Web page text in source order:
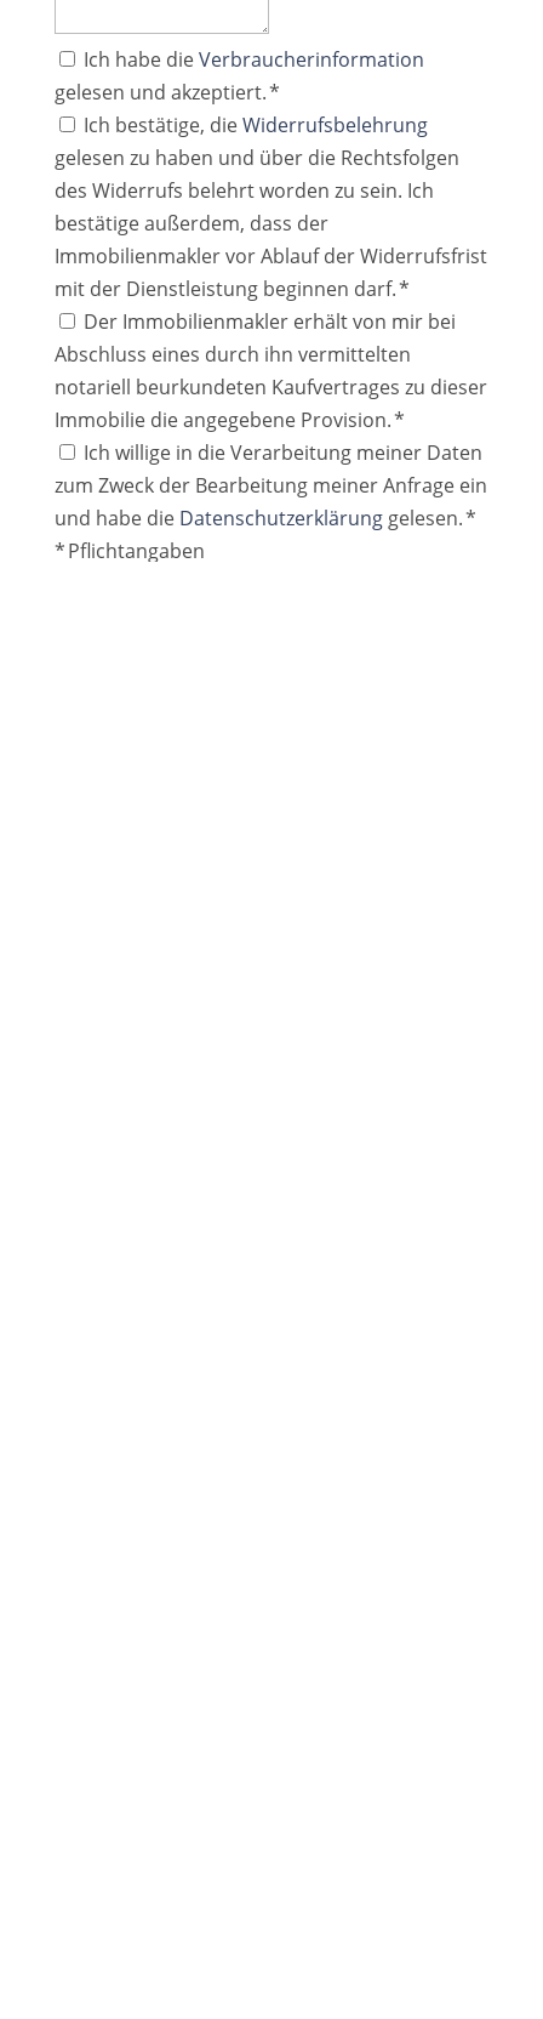
Ich habe dieVerbraucherinformation
gelesen und akzeptiert. *
Ich bestätige, dieWiderrufsbelehrung
gelesen zu haben und über die Rechtsfolgen
des Widerrufs belehrt worden zu sein. Ich
bestätige außerdem, dass der
Immobilienmakler vor Ablauf der Widerrufsfrist
mit der Dienstleistung beginnen darf. *
Der Immobilienmakler erhält von mir bei
Abschluss eines durch ihn vermittelten
notariell beurkundeten Kaufvertrages zu dieser
Immobilie die angegebene Provision. *
Ich willige in die Verarbeitung meiner Daten
zum Zweck der Bearbeitung meiner Anfrage ein
und habe die Datenschutzerklärunggelesen. *
* Pflichtangaben